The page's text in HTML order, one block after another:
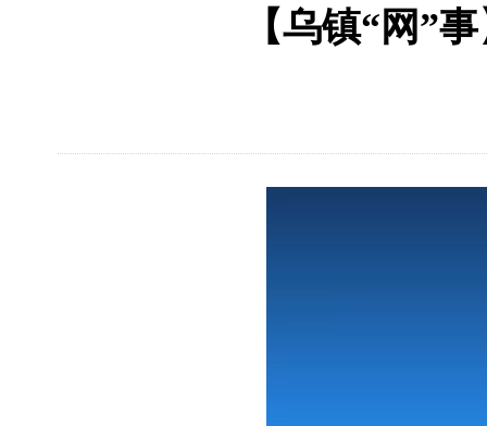
【乌镇“网”